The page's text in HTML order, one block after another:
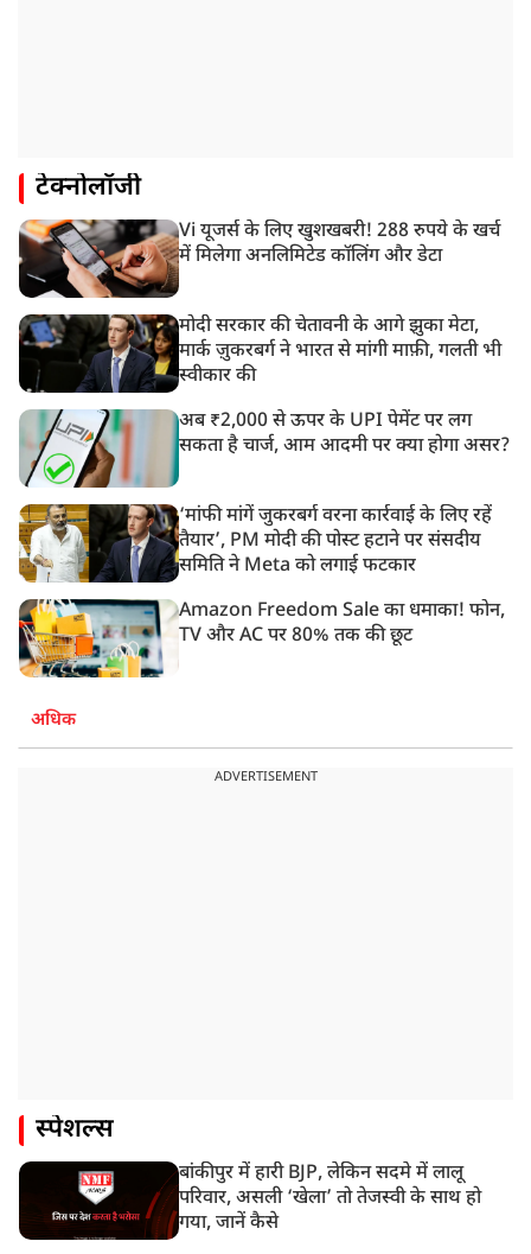
टेक्नोलॉजी
Vi यूजर्स के लिए खुशखबरी! 288 रुपये के खर्च
में मिलेगा अनलिमिटेड कॉलिंग और डेटा
मोदी सरकार की चेतावनी के आगे झुका मेटा,
मार्क ज़ुकरबर्ग ने भारत से मांगी माफ़ी, गलती भी
स्वीकार की
अब ₹2,000 से ऊपर के UPI पेमेंट पर लग
सकता है चार्ज, आम आदमी पर क्या होगा असर?
‘मांफी मांगें जुकरबर्ग वरना कार्रवाई के लिए रहें
तैयार’, PM मोदी की पोस्ट हटाने पर संसदीय
समिति ने Meta को लगाई फटकार
Amazon Freedom Sale का धमाका! फोन,
TV और AC पर 80% तक की छूट
अधिक
ADVERTISEMENT
स्पेशल्स
बांकीपुर में हारी BJP, लेकिन सदमे में लालू
परिवार, असली ‘खेला’ तो तेजस्वी के साथ हो
गया, जानें कैसे